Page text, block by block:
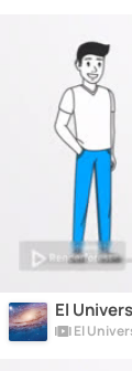
El
El